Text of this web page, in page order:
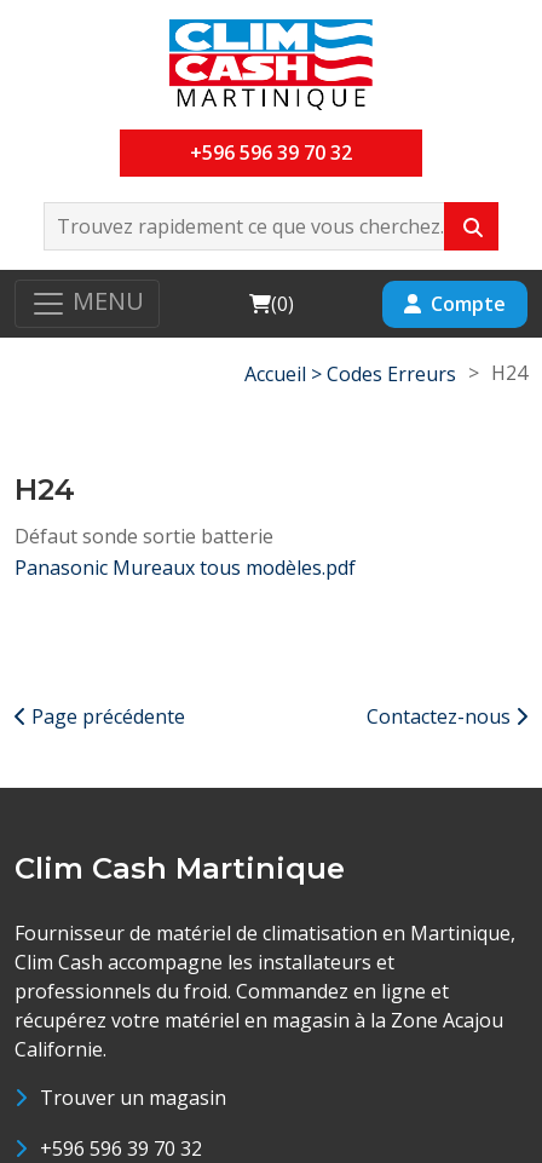
+596 596 39 70 32
MENU Cart
(0) Compte
Accueil >Codes Erreurs > H24
H24
Défaut sonde sortie batterie
Panasonic Mureaux tous modèles.pdf
Page précédente Contactez-nous
Clim Cash Martinique
Fournisseur de matériel de climatisation en Martinique,
Clim Cash accompagne les installateurs et
professionnels du froid. Commandez en ligne et
récupérez votre matériel en magasin à la Zone Acajou
Californie.
Trouver un magasin
+596 596 39 70 32